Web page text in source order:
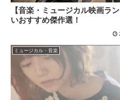
【音楽・ミュージカル映画ラ
いおすすめ傑作選！
ミュージカル・音楽